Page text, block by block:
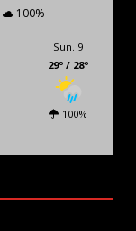
100%
Sun. 9
29º / 28º
100%